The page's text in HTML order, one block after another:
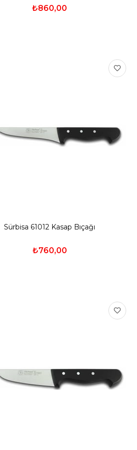
₺860,00
Sürbisa 61012 Kasap Bıçağı
₺760,00